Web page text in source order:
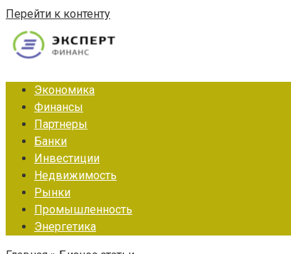
Перейти к контенту
Экономика
Финансы
Партнеры
Банки
Инвестиции
Недвижимость
Рынки
Промышленность
Энергетика